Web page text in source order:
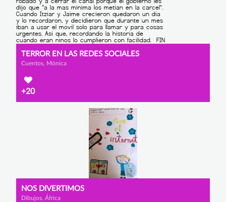
TERROR EN LAS REDES SOCIALES
Cuentos, Mónica
+20
NOS DIVERTIMOS
Dibujos, África